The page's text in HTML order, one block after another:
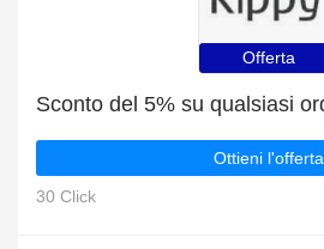
Offerta
Ottieni l'offerta
30 Click